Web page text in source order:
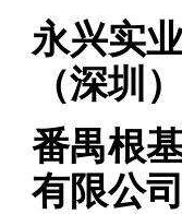
永兴
（深圳
番禺
有限公